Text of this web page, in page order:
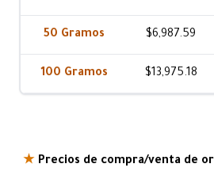
50 Gramos $6,987.59
100 Gramos $13,975.18
★ Precios de compra/venta de